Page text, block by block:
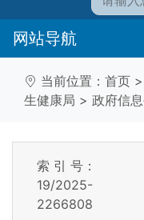
网站导航
当前位置： 首页 >
生健康局 > 政府信
索 引 号：
19/2025-
2266808